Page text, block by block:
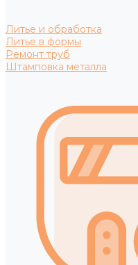
Литье и обработка
Литье в формы
Ремонт труб
Штамповка металла